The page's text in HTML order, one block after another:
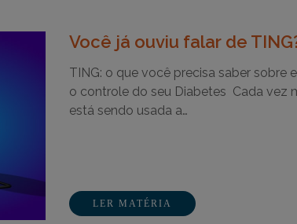
Você já ouviu falar de
TING: o que você precisa saber sobre
o controle do seu Diabetes Cada vez
está sendo usada a…
LER MATÉRIA